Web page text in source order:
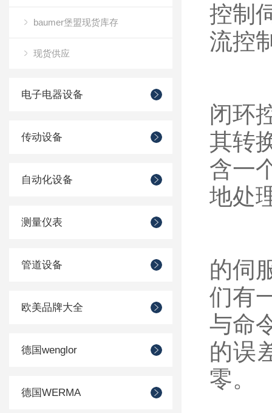
baumer堡盟现货库存
现货供应
电子电器设备
传动设备
自动化设备
测量仪表
管道设备
欧美品牌大全
德国wenglor
德国WERMA
控制
流控
闭环
其转
含一
地处
的伺
们有
与命
的误
零。